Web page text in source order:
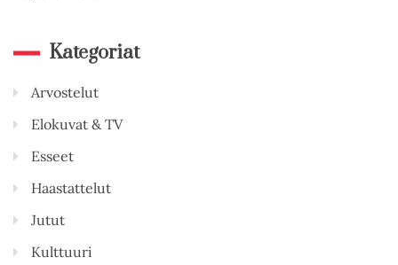
Kategoriat
Arvostelut
Elokuvat & TV
Esseet
Haastattelut
Jutut
Kulttuuri